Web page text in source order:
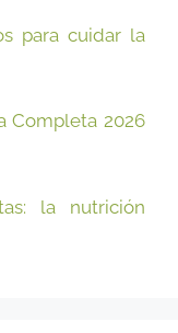
para cuidar la
Completa 2026
la nutrición